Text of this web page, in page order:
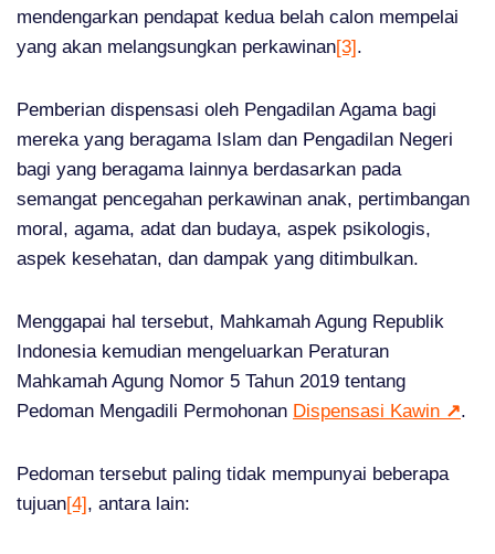
mendengarkan pendapat kedua belah calon mempelai
yang akan melangsungkan perkawinan[3].
Pemberian dispensasi oleh Pengadilan Agama bagi
mereka yang beragama Islam dan Pengadilan Negeri
bagi yang beragama lainnya berdasarkan pada
semangat pencegahan perkawinan anak, pertimbangan
moral, agama, adat dan budaya, aspek psikologis,
aspek kesehatan, dan dampak yang ditimbulkan.
Menggapai hal tersebut, Mahkamah Agung Republik
Indonesia kemudian mengeluarkan Peraturan
Mahkamah Agung Nomor 5 Tahun 2019 tentang
Pedoman Mengadili Permohonan Dispensasi Kawin ↗.
Pedoman tersebut paling tidak mempunyai beberapa
tujuan[4], antara lain: